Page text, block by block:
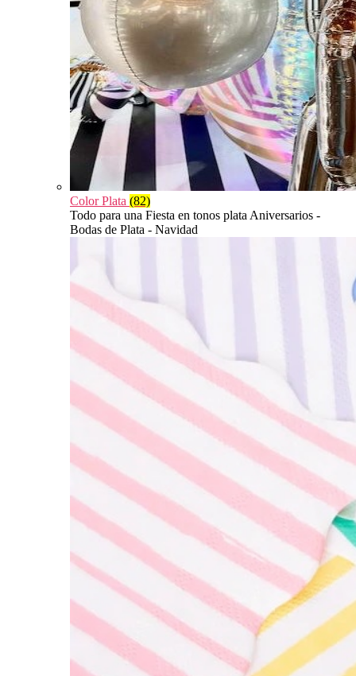
Color Plata (82)
Todo para una Fiesta en tonos plata Aniversarios -
Bodas de Plata - Navidad